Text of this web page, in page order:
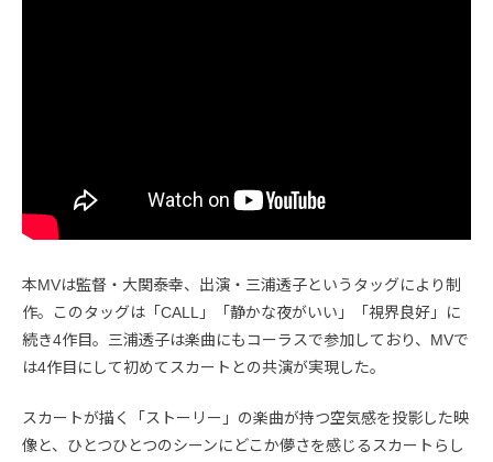
本MVは監督・大関泰幸、出演・三浦透子というタッグにより制
作。このタッグは「CALL」「静かな夜がいい」「視界良好」に
続き4作目。三浦透子は楽曲にもコーラスで参加しており、MVで
は4作目にして初めてスカートとの共演が実現した。
スカートが描く「ストーリー」の楽曲が持つ空気感を投影した映
像と、ひとつひとつのシーンにどこか儚さを感じるスカートらし